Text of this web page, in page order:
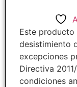
Este
desistimiento
excepciones
Directiva
condiciones